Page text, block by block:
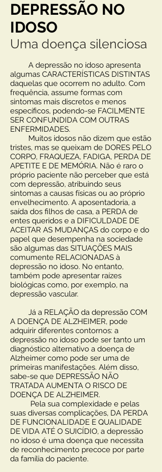
DEPRESSÃO NO
IDOSO
Uma doença silenciosa
A depressão no idoso apresenta
algumas CARACTERÍSTICAS DISTINTAS
daquelas que ocorrem no adulto. Com
frequência, assume formas com
sintomas mais discretos e menos
específicos, podendo-se FACILMENTE
SER CONFUNDIDA COM OUTRAS
ENFERMIDADES.
Muitos idosos não dizem que estão
tristes, mas se queixam de DORES PELO
CORPO, FRAQUEZA, FADIGA, PERDA DE
APETITE E DE MEMÓRIA. Não é raro o
próprio paciente não perceber que está
com depressão, atribuindo seus
sintomas a causas físicas ou ao próprio
envelhecimento. A aposentadoria, a
saída dos filhos de casa, a PERDA de
entes queridos e a DIFICULDADE DE
ACEITAR AS MUDANÇAS do corpo e do
papel que desempenha na sociedade
são algumas das SITUAÇÕES MAIS
comumente RELACIONADAS à
depressão no idoso. No entanto,
também pode apresentar raízes
biológicas como, por exemplo, na
depressão vascular.
Já a RELAÇÃO da depressão COM
A DOENÇA DE ALZHEIMER, pode
adquirir diferentes contornos: a
depressão no idoso pode ser tanto um
diagnóstico alternativo a doença de
Alzheimer como pode ser uma de
primeiras manifestações. Além disso,
sabe-se que DEPRESSÃO NÃO
TRATADA AUMENTA O RISCO DE
DOENÇA DE ALZHEIMER.
Pela sua complexidade e pelas
suas diversas complicações, DA PERDA
DE FUNCIONALIDADE E QUALIDADE
DE VIDA ATÉ O SUICÍDIO, a depressão
no idoso é uma doença que necessita
de reconhecimento precoce por parte
da família do paciente.